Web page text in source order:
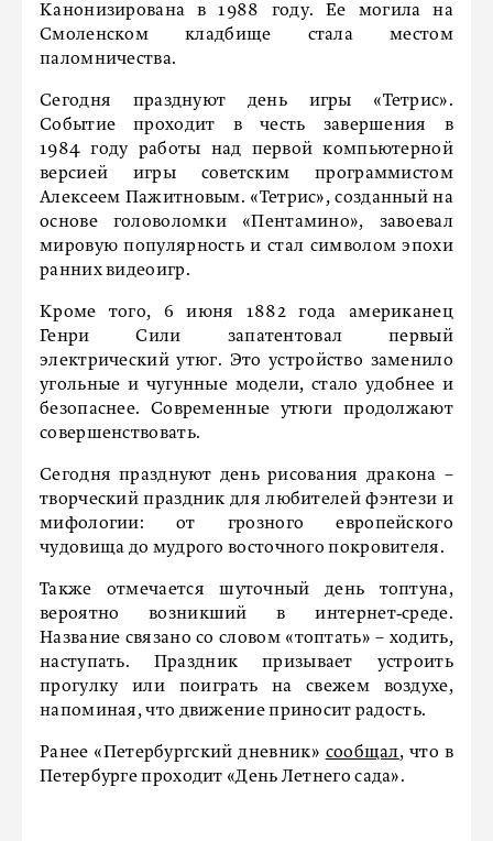
Канонизирована в 1988 году. Ее могила на
Смоленском кладбище стала местом
паломничества.
Сегодня празднуют день игры «Тетрис».
Событие проходит в честь завершения в
1984 году работы над первой компьютерной
версией игры советским программистом
Алексеем Пажитновым. «Тетрис», созданный на
основе головоломки «Пентамино», завоевал
мировую популярность и стал символом эпохи
ранних видеоигр.
Кроме того, 6 июня 1882 года американец
Генри Сили запатентовал первый
электрический утюг. Это устройство заменило
угольные и чугунные модели, стало удобнее и
безопаснее. Современные утюги продолжают
совершенствовать.
Сегодня празднуют день рисования дракона –
творческий праздник для любителей фэнтези и
мифологии: от грозного европейского
чудовища до мудрого восточного покровителя.
Также отмечается шуточный день топтуна,
вероятно возникший в интернет‑среде.
Название связано со словом «топтать» – ходить,
наступать. Праздник призывает устроить
прогулку или поиграть на свежем воздухе,
напоминая, что движение приносит радость.
Ранее «Петербургский дневник» сообщал, что в
Петербурге проходит «День Летнего сада».